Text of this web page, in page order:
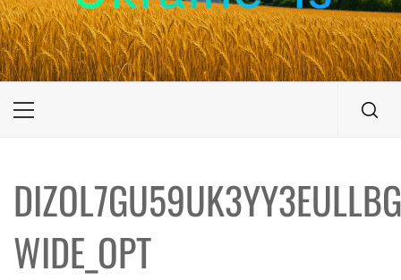
UKRAINE-IS
ПОДОРОЖI ПО УКРАЇНІ
Primary
WIDE_OPT